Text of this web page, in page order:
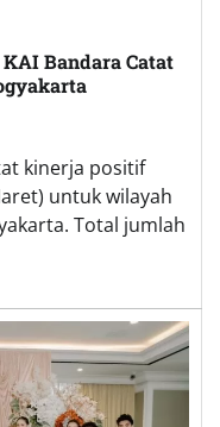
Bandara Catat
kinerja positif
untuk wilayah
Total jumlah